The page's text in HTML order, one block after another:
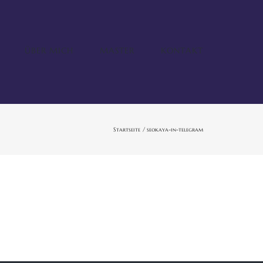
ÜBER MICH MASTER KONTAKT
Startseite seokaya-in-telegram